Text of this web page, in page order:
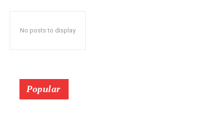
No posts to display
Popular